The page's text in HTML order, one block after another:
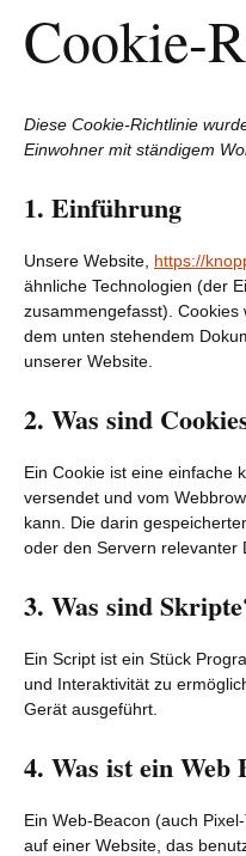
Verschiffung
Cookie-
Diese Cookie-Richtlinie
Einwohner mit ständigem
1. Einführung
Unsere Website, https://
ähnliche Technologien (der
zusammengefasst).
dem unten stehendem
unserer Website.
2. Was sind
Ein Cookie ist eine einfache
versendet und vom
kann. Die darin
oder den Servern relevanter
3. Was sind
Ein Script ist ein Stück
und Interaktivität zu
Gerät ausgeführt.
4. Was ist ein Web
Ein Web-Beacon (auch
auf einer Website, das